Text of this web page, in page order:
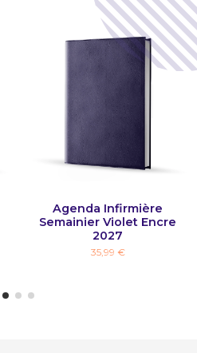
Agenda Infirmière
Semainier Violet Encre
2027
35,99 €